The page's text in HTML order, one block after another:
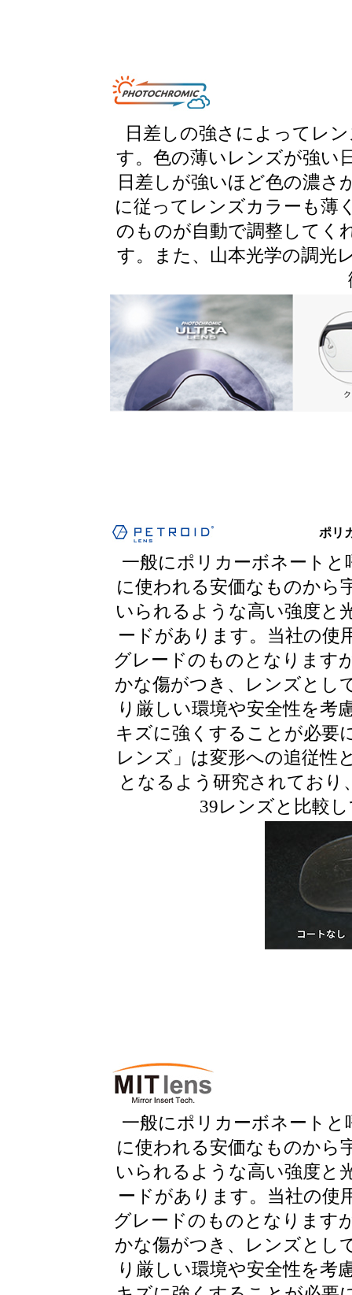
日差しの強さによってレ
す。色の薄いレンズが強い
日差しが強いほど色の濃さ
に従ってレンズカラーも薄
のものが自動で調整してく
す。また、山本光学の調光
ポリ
一般にポリカーボネート
に使われる安価なものから
いられるような高い強度と
ードがあります。当社の使
グレードのものとなります
かな傷がつき、レンズとし
り厳しい環境や安全性を考
キズに強くすることが必要
レンズ」は変形への追従性
となるよう研究されており
39レンズと比較
一般にポリカーボネート
に使われる安価なものから
いられるような高い強度と
ードがあります。当社の使
グレードのものとなります
かな傷がつき、レンズとし
り厳しい環境や安全性を考